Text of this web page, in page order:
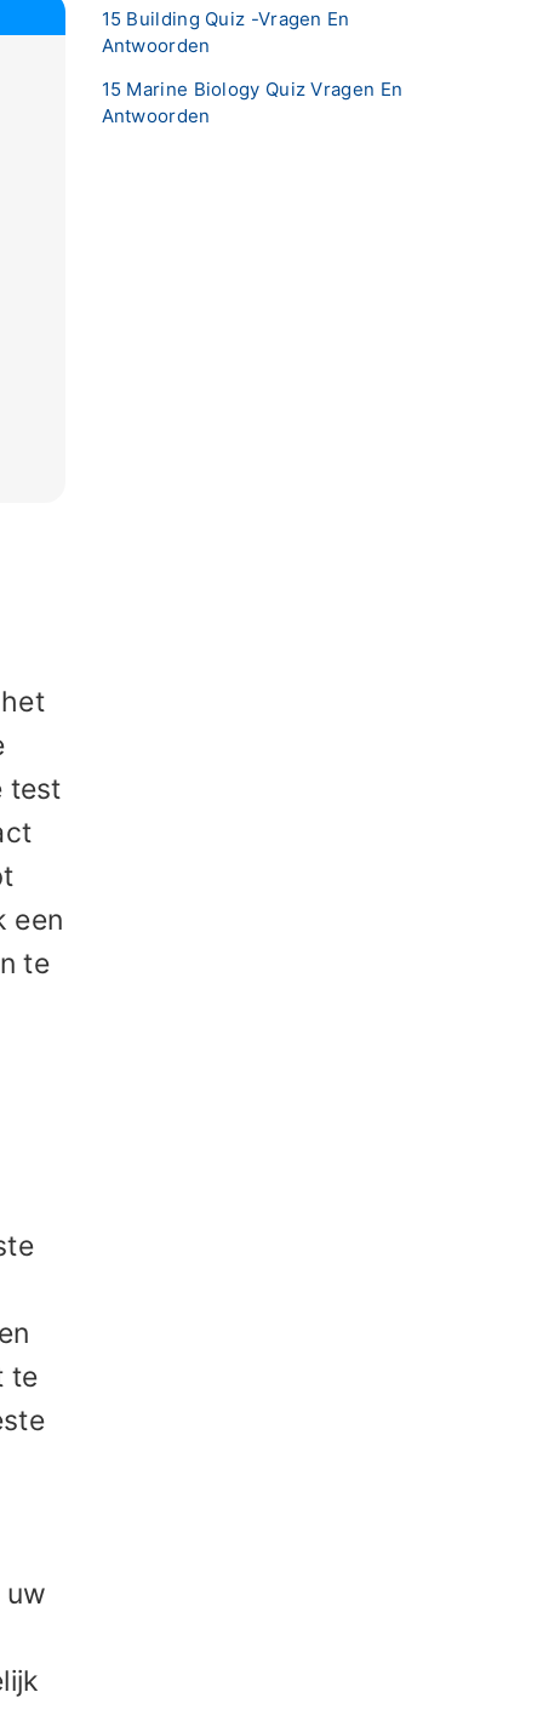
test
een
te
te
uw
15 Building Quiz -vragen En
Antwoorden
15 Marine Biology Quiz Vragen En
Antwoorden